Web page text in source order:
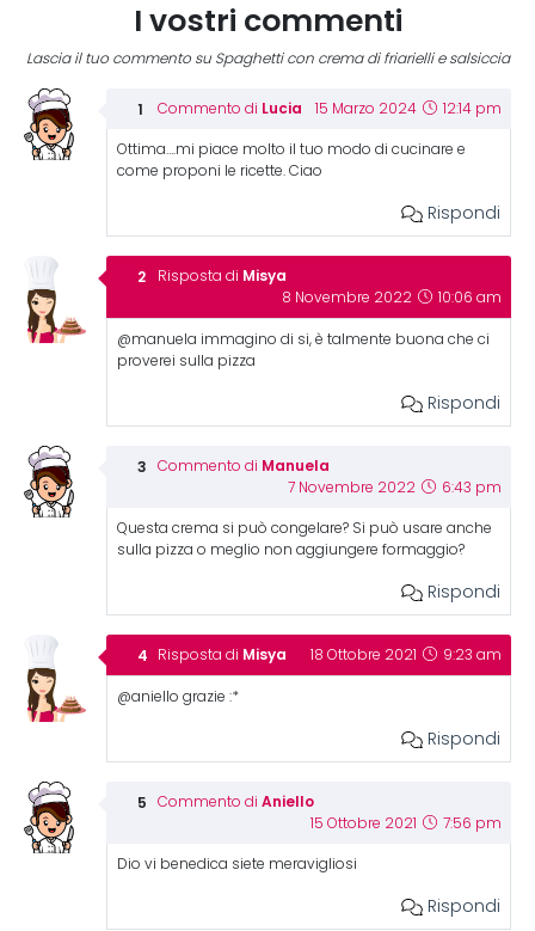
I vostri commenti
Lascia il tuo commento su Spaghetti con crema di friarielli e salsiccia
Commento di Lucia 15 Marzo 2024 12:14 pm
Ottima….mi piace molto il tuo modo di cucinare e
come proponi le ricette. Ciao
Rispondi
Risposta di Misya
8 Novembre 2022 10:06 am
@manuela immagino di si, è talmente buona che ci
proverei sulla pizza
Rispondi
Commento di Manuela
7 Novembre 2022 6:43 pm
Questa crema si può congelare? Si può usare anche
sulla pizza o meglio non aggiungere formaggio?
Rispondi
Risposta di Misya 18 Ottobre 2021 9:23 am
@aniello grazie :*
Rispondi
Commento di Aniello
15 Ottobre 2021 7:56 pm
Dio vi benedica siete meravigliosi
Rispondi